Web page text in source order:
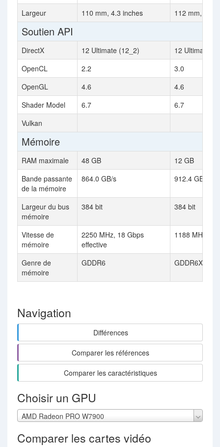
Largeur 110 mm, 4.3 inches 112 mm, 4.4
Soutien API
DirectX 12 Ultimate (12_2)
12 Ultimate
OpenCL
2.2
3.0
OpenGL
4.6
4.6
Shader Model
6.7
6.7
Vulkan
Mémoire
RAM maximale 48 GB
12 GB
Bande passante
de la mémoire
864.0 GB/s 912.4 GB/s
Largeur du bus
mémoire
384 bit 384 bit
Vitesse de
mémoire
2250 MHz, 18 Gbps
effective
1188 MHz,
Genre de
mémoire
GDDR6 GDDR6X
Navigation
Différences
Comparer les références
Comparer les caractéristiques
Choisir un GPU
AMD Radeon PRO W7900
Comparer les cartes vidéo